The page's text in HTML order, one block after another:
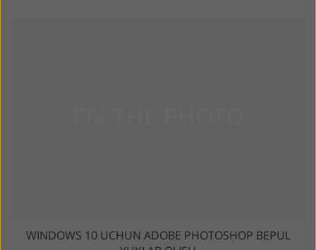
WINDOWS 10 UCHUN ADOBE PHOTOSHOP BEPUL